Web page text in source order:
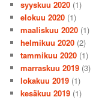
syyskuu 2020 (1)
elokuu 2020 (1)
maaliskuu 2020 (1)
helmikuu 2020 (2)
tammikuu 2020 (1)
marraskuu 2019 (3)
lokakuu 2019 (1)
kesäkuu 2019 (1)